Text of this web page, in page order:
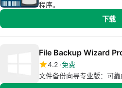
程序。
下载
File Backup Wizard
4.2 免费
文件备份向导专业版：可